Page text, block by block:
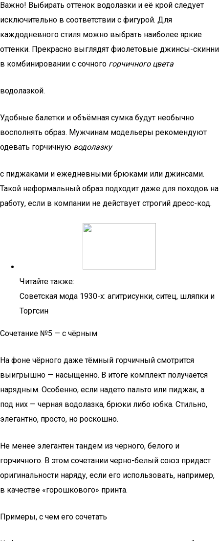
Важно! Выбирать оттенок водолазки и её крой следует
исключительно в соответствии с фигурой. Для
каждодневного стиля можно выбрать наиболее яркие
оттенки. Прекрасно выглядят фиолетовые джинсы-скинни
в комбинировании с сочного горчичного цвета
водолазкой.
Удобные балетки и объёмная сумка будут необычно
восполнять образ. Мужчинам модельеры рекомендуют
одевать горчичную водолазку
с пиджаками и ежедневными брюками или джинсами.
Такой неформальный образ подходит даже для походов на
работу, если в компании не действует строгий дресс-код.
Читайте также:
Советская мода 1930-х: агитрисунки, ситец, шляпки и
Торгсин
Сочетание №5 — с чёрным
На фоне чёрного даже тёмный горчичный смотрится
выигрышно — насыщенно. В итоге комплект получается
нарядным. Особенно, если надето пальто или пиджак, а
под них — черная водолазка, брюки либо юбка. Стильно,
элегантно, просто, но роскошно.
Не менее элегантен тандем из чёрного, белого и
горчичного. В этом сочетании черно-белый союз придаст
оригинальности наряду, если его использовать, например,
в качестве «горошкового» принта.
Примеры, с чем его сочетать